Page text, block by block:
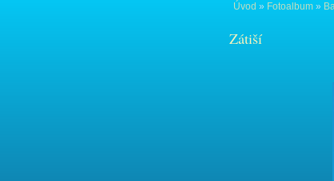
Úvod » Fotoalbum »
Zátiší